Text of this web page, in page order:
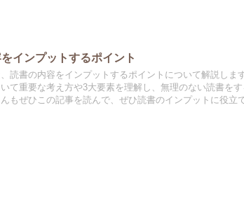
インプットするポイント
読書の内容をインプットするポイントについて解説しま
て重要な考え方や3大要素を理解し、無理のない読書を
もぜひこの記事を読んで、ぜひ読書のインプットに役立